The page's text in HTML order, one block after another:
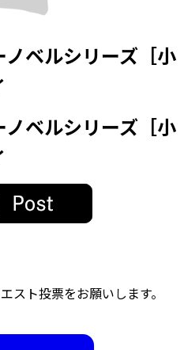
ベルシリーズ［小
ベルシリーズ［小
スト投票をお願いします。